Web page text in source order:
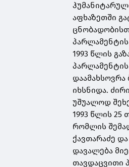
აფხაზეთში
1993 წლის
იხსნიდა.
უშუალოდ
1993 წლის 25
რომლის
ქავთარაძე
დავალება
თავდაცვითი